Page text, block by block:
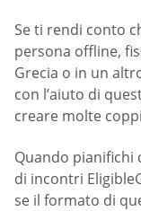
Se ti rendi conto
persona offline,
Grecia o in un
con l’aiuto di
creare molte
Quando pianifichi
di incontri
se il formato di